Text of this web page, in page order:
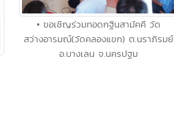
• ขอเชิญร่วมทอดกฐินสามัคคี วัด
สว่างอารมณ์(วัดคลองแขก) ต.นราภิรมย์
อ.บางเลน จ.นครปฐม